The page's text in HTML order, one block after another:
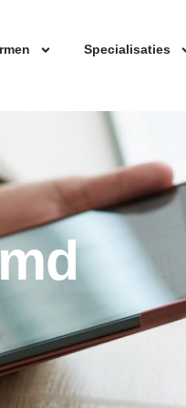
Specialisaties